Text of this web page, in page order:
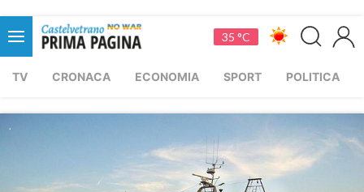
35 °C
TV CRONACA ECONOMIA SPORT POLITICA